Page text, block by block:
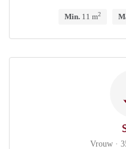
Min.11 m2
Vrouw ·